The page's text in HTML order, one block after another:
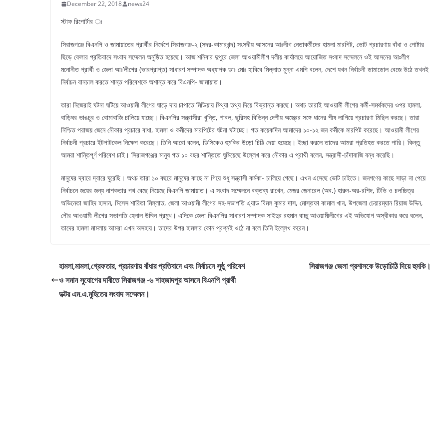
December 22, 2018 news24
স্টাফ রিপোর্টার ঃ
সিরাজগঞ্জে বিএনপি ও জামায়াতের প্রার্থীর নির্দেশে সিরাজগঞ্জ-২ (সদর-কামারখন্দ) সংসদীয় আসনের আঃলীগ নেতাকর্মীদের হামলা মারপিট, ভোট প্রচারণায় বাঁধা ও পোষ্টার
ছিড়ে ফেলার প্রতিবাদে সংবাদ সম্মেলন অনুষ্ঠিত হয়েছে। আজ শনিবার দুপুরে জেলা আওয়ামীলীগ দলীয় কার্যালয়ে আয়োজিত সংবাদ সম্মেলনে ওই আসনের আঃলীগ
মনোনীত প্রার্থী ও জেলা আঃ’লীগের (ভারপ্রাপ্ত) সাধারণ সম্পাদক অধ্যাপক ডাঃ মোঃ হাবিবে মিল্লাত মুন্না এমপি বলেন, দেশে যখন নির্বাচনী ডামাডোল বেজে উঠে তখনই
নির্বাচন বানচাল করতে শান্ত পরিবেশকে অশান্ত করে বিএনপি- জামায়াত।
তারা নিজেরাই ঘটনা ঘটিয়ে আওয়ামী লীগের ঘাড়ে দায় চাপাতে মিডিয়ায় মিথ্যা তথ্য দিয়ে বিভ্রান্ত করছে। অথচ তারাই আওয়ামী লীগের কর্মী-সমর্থকদের ওপর হামলা,
বাড়িঘর ভাঙচুর ও বোমাবাজি চালিয়ে যাচ্ছে। বিএনপির সন্ত্রাসীরা খুন্তি, শাবল, ছুরিসহ বিভিন্ন দেশীয় অস্ত্রের সঙ্গে ধানের শীষ লাগিয়ে প্রচারণা মিছিল করছে। তারা
নিশ্চিত পরাজয় জেনে নৌকার প্রচারে বাধা, হামলা ও কর্মীদের মারপিটের ঘটনা ঘটাচ্ছে। গত কয়েকদিন আমাদের ১০-১২ জন কর্মীকে মারপিট করেছে। আওয়ামী লীগের
নির্বাচনী প্রচারে ইটপাটকেল নিক্ষেপ করেছে। তিনি আরো বলেন, ডিসিকেও হুমকির উড়ো চিঠি দেয়া হয়েছে। ইচ্ছা করলে তাদের আমরা প্রতিহত করতে পারি। কিন্তু
আমরা শান্তিপূর্ণ পরিবেশ চাই। সিরাজগঞ্জের মানুষ গত ১০ বছর শান্তিতে ঘুমিয়েছে উল্লেখ করে নৌকার এ প্রার্থী বলেন, সন্ত্রাসী-চাঁদাবাজি বন্ধ করেছি।
মানুষের দ্বারে দ্বারে ঘুরেছি। অথচ তারা ১০ বছরে মানুষের কাছে না গিয়ে শুধু সন্ত্রাসী কর্মকা- চালিয়ে গেছে। এখন এসেছে ভোট চাইতে। জনগণের কাছে সাড়া না পেয়ে
নির্বাচনে জয়ের জন্য নাশকতার পথ বেছে নিয়েছে বিএনপি জামায়াত। এ সংবাদ সম্মেলনে বক্তব্য রাখেন, মেজর জেনারেল (অব.) হারুন-অর-রশিদ, টিভি ও চলচ্চিত্র
অভিনেতা জাহিদ হাসান, মিসেস শারিতা মিল্লাত, জেলা আওয়ামী লীগের সহ-সভাপতি এ্যাড বিমল কুমার দাস, মোস্তফা কামাল খান, উপজেলা চেয়ারম্যান রিয়াজ উদ্দিন,
পৌর আওয়ামী লীগের সভাপতি হেলাল উদ্দিন প্রমুখ। এদিকে জেলা বিএনপির সাধারণ সম্পাদক সাইদুর রহমান বাচ্চু আওয়ামীলীগের এই অভিযোগ অস্বীকার করে বলেন,
তাদের হামলা মামলায় আমরা এখন অসহায়। তাদের উপর হামলার কোন প্রশ্নই ওঠে না বলে তিনি ইল্লেখ করেন।
হামলা,মামলা,গ্রেফতার, প্রচারণায় বাঁধার প্রতিবাদে এবং নির্বাচনে সুষ্ঠু পরিবেশ
ও সমান সুযোগের দাবীতে সিরাজগঞ্জ -৬ শাহজাদপুর আসনে বিএনপি প্রার্থী
ডক্টর এম.এ.মুহিতের সংবাদ সম্মেলন।
সিরাজগঞ্জ জেলা প্রশাসকে উড়োচিঠি দিয়ে হুমকি।